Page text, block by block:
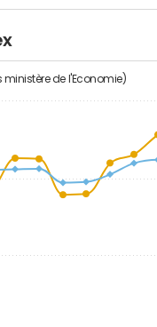
ministère de l'Economie)